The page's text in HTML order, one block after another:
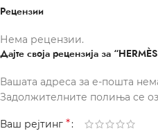
Рецензии
Нема рецензии.
Дајте своја рецензија за
Вашата адреса за е-пошта
Задолжителните полиња се
Ваш рејтинг *